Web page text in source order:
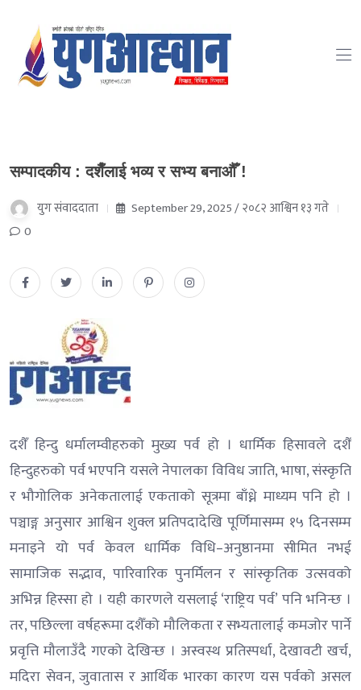
सम्पादकीय : दशैँलाई भव्य र सभ्य बनाऔँ !
युग संवाददाता
September 29, 2025 / २०८२ आश्विन १३ गते
0
दशैँ हिन्दु धर्मालम्वीहरुको मुख्य पर्व हो । धार्मिक हिसावले दशैँ
हिन्दुहरुको पर्व भएपनि यसले नेपालका विविध जाति, भाषा, संस्कृति
र भौगोलिक अनेकतालाई एकताको सूत्रमा बाँध्ने माध्यम पनि हो ।
पञ्चाङ्ग अनुसार आश्विन शुक्ल प्रतिपदादेखि पूर्णिमासम्म १५ दिनसम्म
मनाइने यो पर्व केवल धार्मिक विधि–अनुष्ठानमा सीमित नभई
सामाजिक सद्भाव, पारिवारिक पुनर्मिलन र सांस्कृतिक उत्सवको
अभिन्न हिस्सा हो । यही कारणले यसलाई ‘राष्ट्रिय पर्व’ पनि भनिन्छ ।
तर, पछिल्ला वर्षहरूमा दशैँको मौलिकता र सभ्यतालाई कमजोर पार्ने
प्रवृत्ति मौलाउँदै गएको देखिन्छ । अस्वस्थ प्रतिस्पर्धा, देखावटी खर्च,
मदिरा सेवन, जुवातास र आर्थिक भारका कारण यस पर्वको असल